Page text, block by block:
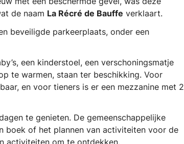
de naam La Récré de Bauffe verklaart.
beveiligde parkeerplaats, onder een
een kinderstoel, een verschoningsmatje
te warmen, staan ter beschikking. Voor
en voor tieners is er een mezzanine met 2
te genieten. De gemeenschappelijke
boek of het plannen van activiteiten voor de
activiteiten om te ontdekken.